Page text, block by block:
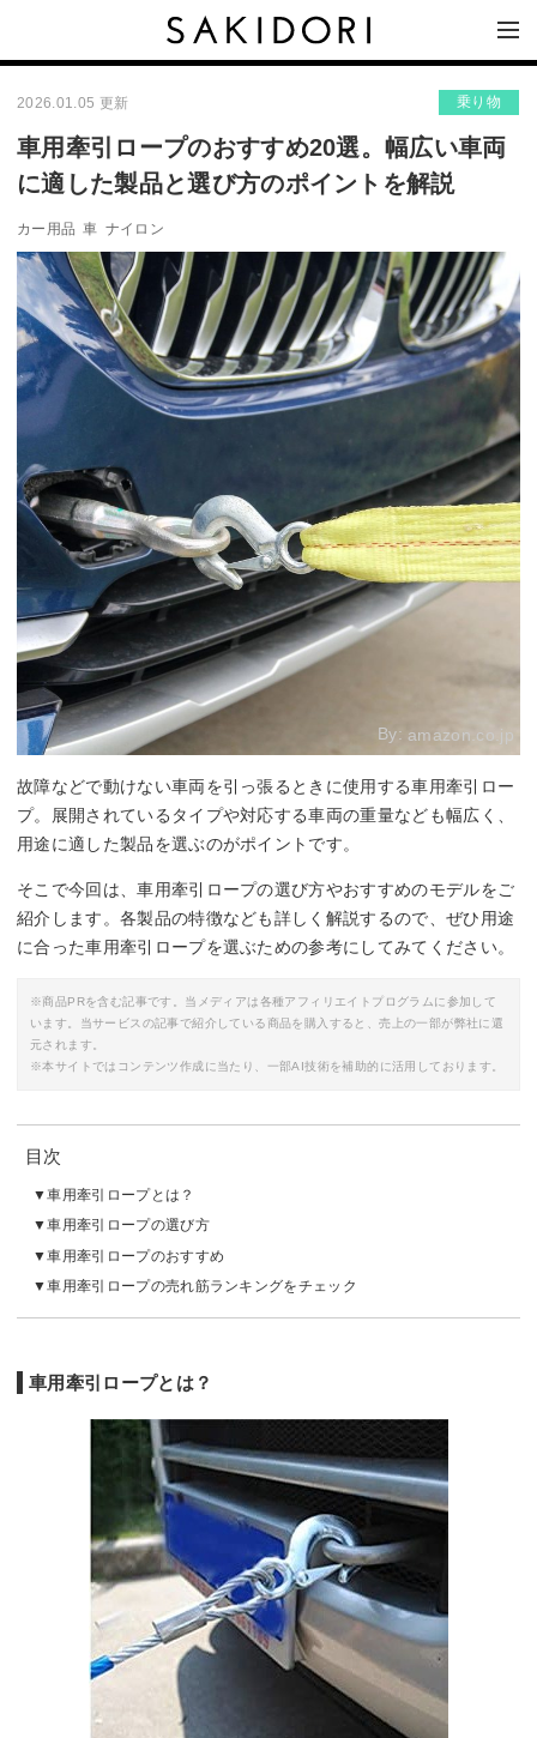
2026.01.05 更新 乗り物
車用牽引ロープのおすすめ20選。幅広い車両
に適した製品と選び方のポイントを解説
カー用品 車 ナイロン
By:amazon.co.jp
故障などで動けない車両を引っ張るときに使用する車用牽引ロー
プ。展開されているタイプや対応する車両の重量なども幅広く、
用途に適した製品を選ぶのがポイントです。
そこで今回は、車用牽引ロープの選び方やおすすめのモデルをご
紹介します。各製品の特徴なども詳しく解説するので、ぜひ用途
に合った車用牽引ロープを選ぶための参考にしてみてください。
※商品PRを含む記事です。当メディアは各種アフィリエイトプログラムに参加して
います。当サービスの記事で紹介している商品を購入すると、売上の一部が弊社に還
元されます。
※本サイトではコンテンツ作成に当たり、一部AI技術を補助的に活用しております。
目次
車用牽引ロープとは？
車用牽引ロープの選び方
車用牽引ロープのおすすめ
車用牽引ロープの売れ筋ランキングをチェック
車用牽引ロープとは？